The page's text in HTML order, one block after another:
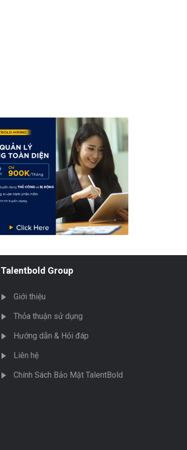
Talentbold Group
Giới thiệu
Thỏa thuận sử dụng
Hướng dẫn & Hỏi đáp
Liên hệ
Chính Sách Bảo Mật TalentBold